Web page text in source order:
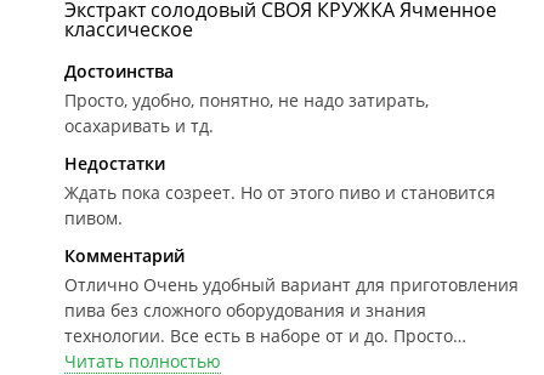
Экстракт солодовый СВОЯ КРУЖКА Ячменное
классическое
Достоинства
Просто, удобно, понятно, не надо затирать,
осахаривать и тд.
Недостатки
Ждать пока созреет. Но от этого пиво и становится
пивом.
Комментарий
Отлично Очень удобный вариант для приготовления
пива без сложного оборудования и знания
технологии. Все есть в наборе от и до. Просто
следуйте инструкции и получится пиво уровня
Читать полностью